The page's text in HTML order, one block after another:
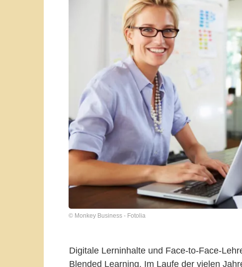
© Monkey Business - Fotolia
Digitale Lerninhalte und Face-to-Face-
Blended Learning. Im Laufe der vielen